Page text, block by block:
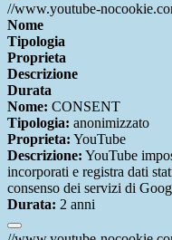
//www.youtube-
Nome
Tipologia
Proprieta
Descrizione
Durata
Nome: CONSENT
Tipologia: anonimizzato
Proprieta: YouTube
Descrizione: YouTube
incorporati e registra dati
consenso dei servizi di
Durata: 2 anni